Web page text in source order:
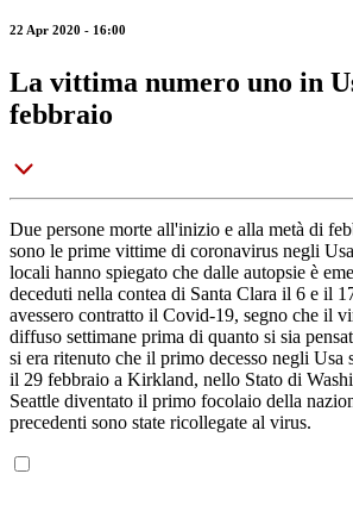
22 Apr 2020 - 16:00
La vittima numero uno in
febbraio
Due persone morte all'inizio e alla metà di
sono le prime vittime di coronavirus negli
locali hanno spiegato che dalle autopsie è
deceduti nella contea di Santa Clara il 6 e il
avessero contratto il Covid-19, segno che il
diffuso settimane prima di quanto si sia
si era ritenuto che il primo decesso negli Usa
il 29 febbraio a Kirkland, nello Stato di
Seattle diventato il primo focolaio della
precedenti sono state ricollegate al virus.